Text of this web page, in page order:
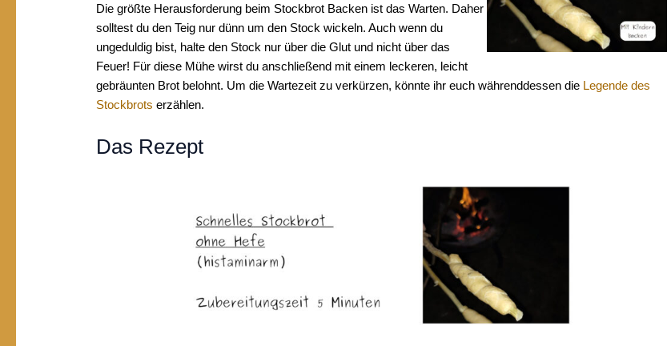
Die größte Herausforderung beim Stockbrot Backen ist das Warten. Daher
solltest du den Teig nur dünn um den Stock wickeln. Auch wenn du
ungeduldig bist, halte den Stock nur über die Glut und nicht über das
Feuer! Für diese Mühe wirst du anschließend mit einem leckeren, leicht
gebräunten Brot belohnt. Um die Wartezeit zu verkürzen, könnte ihr euch währenddessen die Legende des
Stockbrots erzählen.
Das Rezept